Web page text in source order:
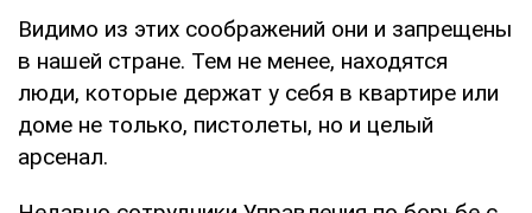
Видимо из этих соображений они и запрещены
в нашей стране. Тем не менее, находятся
люди, которые держат у себя в квартире или
доме не только, пистолеты, но и целый
арсенал.